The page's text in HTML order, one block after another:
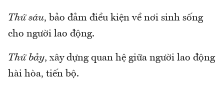
Thứ sáu, bảo đảm điều kiện về nơi sinh sống
cho người lao động.
Thứ bảy, xây dựng quan hệ giữa người lao động
hài hòa, tiến bộ.